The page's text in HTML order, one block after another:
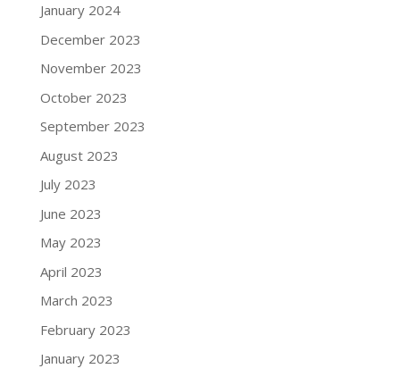
January 2024
December 2023
November 2023
October 2023
September 2023
August 2023
July 2023
June 2023
May 2023
April 2023
March 2023
February 2023
January 2023